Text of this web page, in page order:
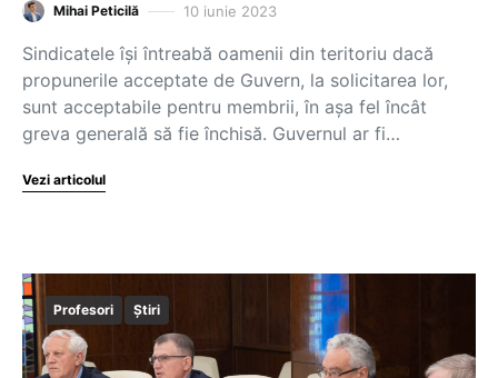
Mihai Peticilă 10 iunie 2023
Sindicatele își întreabă oamenii din teritoriu dacă
propunerile acceptate de Guvern, la solicitarea lor,
sunt acceptabile pentru membrii, în așa fel încât
greva generală să fie închisă. Guvernul ar fi…
Vezi articolul
Profesori Știri